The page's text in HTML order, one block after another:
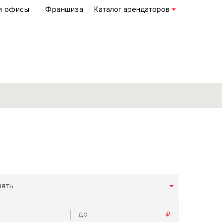
офисы Франшиза Каталог арендаторов